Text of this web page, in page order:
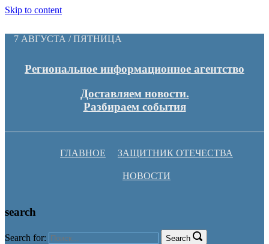
Skip to content
7 АВГУСТА / ПЯТНИЦА
Региональное информационное агентство
Доставляем новости.
Разбираем события
ГЛАВНОЕ ЗАЩИТНИК ОТЕЧЕСТВА
НОВОСТИ
search
Search for: Search